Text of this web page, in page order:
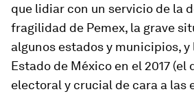
que lidiar con un servicio de la
fragilidad de Pemex, la grave
algunos estados y municipios,
Estado de México en el 2017 (el
electoral y crucial de cara a las